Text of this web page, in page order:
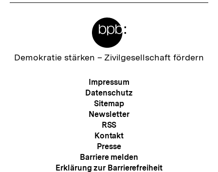
Zur
Demokratie stärken – Zivilgesellschaft fördern
Meta-
Navigation
Impressum
Datenschutz
Sitemap
Newsletter
RSS
Kontakt
Presse
Barriere melden
Erklärung zur Barrierefreiheit